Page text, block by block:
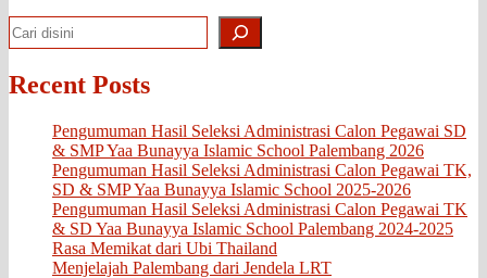
Search
Recent Posts
Pengumuman Hasil Seleksi Administrasi Calon Pegawai SD
& SMP Yaa Bunayya Islamic School Palembang 2026
Pengumuman Hasil Seleksi Administrasi Calon Pegawai TK,
SD & SMP Yaa Bunayya Islamic School 2025-2026
Pengumuman Hasil Seleksi Administrasi Calon Pegawai TK
& SD Yaa Bunayya Islamic School Palembang 2024-2025
Rasa Memikat dari Ubi Thailand
Menjelajah Palembang dari Jendela LRT